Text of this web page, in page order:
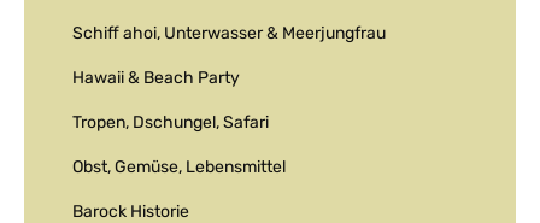
Schiff ahoi, Unterwasser & Meerjungfrau
Hawaii & Beach Party
Tropen, Dschungel, Safari
Obst, Gemüse, Lebensmittel
Barock Historie